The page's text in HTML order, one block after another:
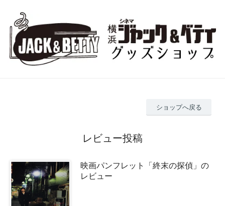
ショップへ戻る
レビュー投稿
映画パンフレット「終末の探偵」の
レビュー